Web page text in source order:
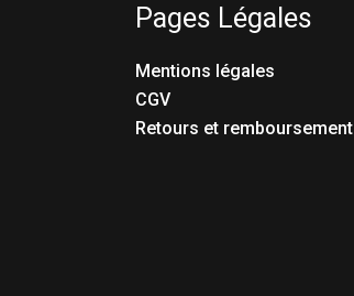
Pages Légales
Mentions légales
CGV
Retours et